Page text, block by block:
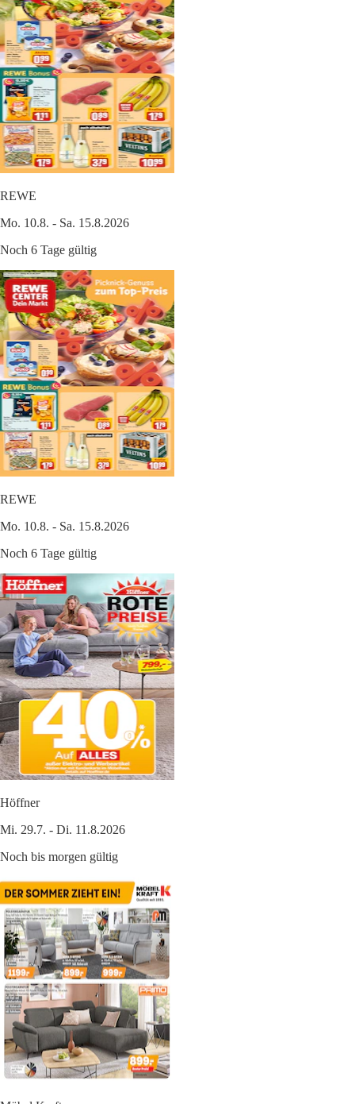
REWE
Mo. 10.8. - Sa. 15.8.2026
Noch 6 Tage gültig
REWE
Mo. 10.8. - Sa. 15.8.2026
Noch 6 Tage gültig
Höffner
Mi. 29.7. - Di. 11.8.2026
Noch bis morgen gültig